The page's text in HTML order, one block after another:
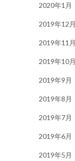
2020年1月
2019年12月
2019年11月
2019年10月
2019年9月
2019年8月
2019年7月
2019年6月
2019年5月